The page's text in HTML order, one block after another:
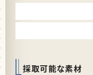
採取可能な素材